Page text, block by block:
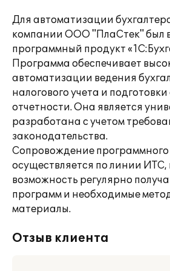
Для автоматизации
компании ООО "ПлаСтек" был
программный продукт
Программа обеспечивает
автоматизации ведения
налогового учета и
отчетности. Она является
разработана с учетом
законодательства.
Сопровождение программного
осуществляется по линии ИТС,
возможность регулярно
программ и необходимые
материалы.
Отзыв клиента